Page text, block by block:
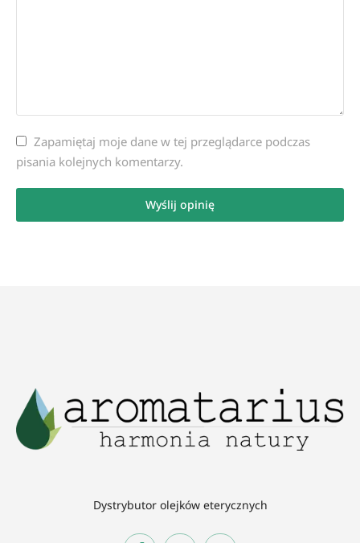
Zapamiętaj moje dane w tej przeglądarce podczas
pisania kolejnych komentarzy.
Wyślij opinię
Dystrybutor olejków eterycznych